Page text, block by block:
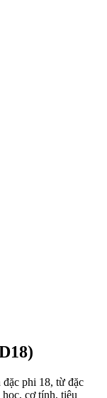
đặc phi 18, từ đặc
cơ tính, tiêu